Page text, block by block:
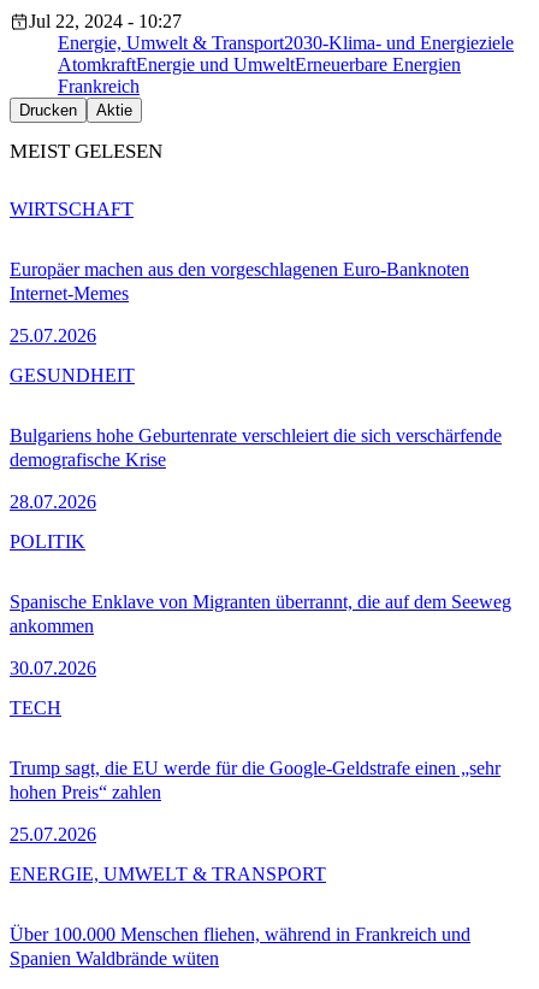
Jul 22, 2024 - 10:27
Energie, Umwelt & Transport2030-Klima- und Energieziele
AtomkraftEnergie und UmweltErneuerbare Energien
Frankreich
Drucken Aktie
MEIST GELESEN
Europäer machen aus den vorgeschlagenen Euro-Banknoten
Internet-Memes
25.07.2026
WIRTSCHAFT
Bulgariens hohe Geburtenrate verschleiert die sich verschärfende
demografische Krise
28.07.2026
GESUNDHEIT
Spanische Enklave von Migranten überrannt, die auf dem Seeweg
ankommen
30.07.2026
POLITIK
Trump sagt, die EU werde für die Google-Geldstrafe einen „sehr
hohen Preis“ zahlen
25.07.2026
TECH
Über 100.000 Menschen fliehen, während in Frankreich und
Spanien Waldbrände wüten
ENERGIE, UMWELT & TRANSPORT